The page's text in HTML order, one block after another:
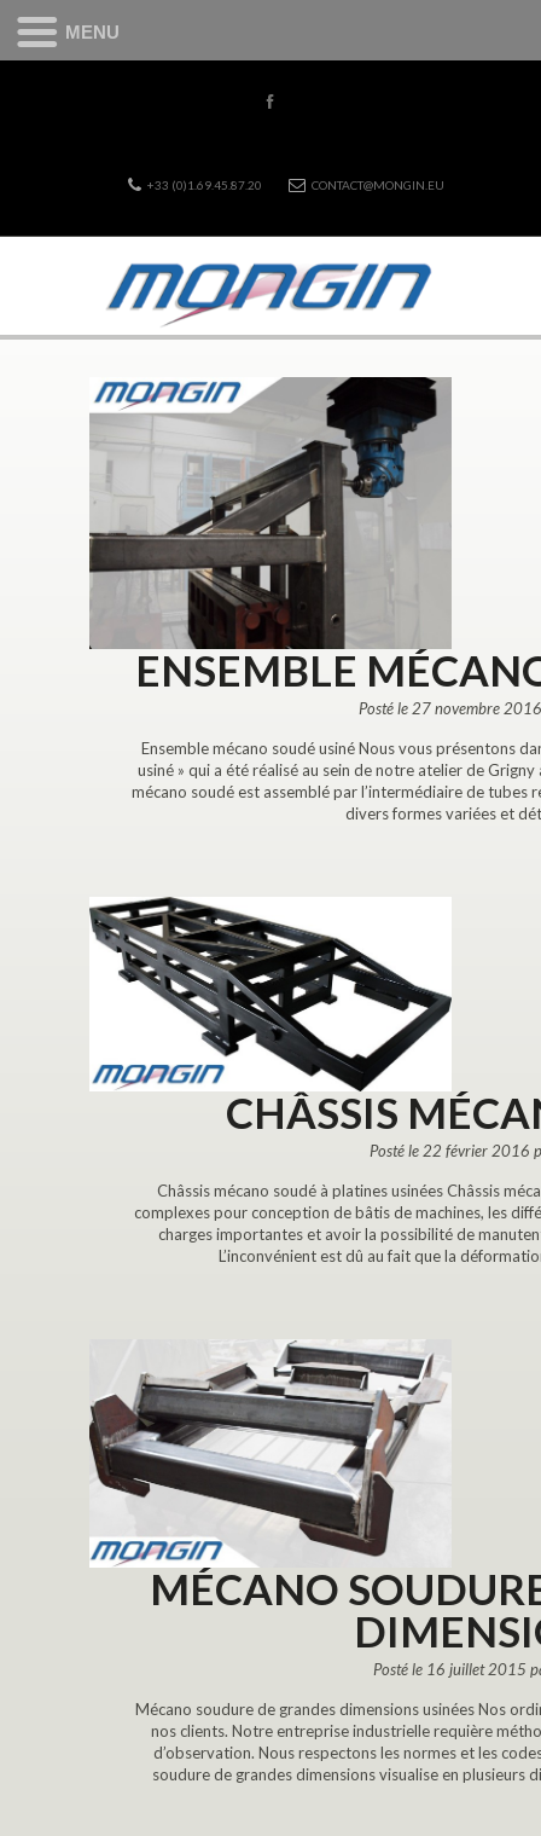
+33 (0)1.69.45.87.20 CONTACT@MONGIN.EU
ENSEMBLE
Posté le 27 novembre
Ensemble mécano soudé usiné Nous vous présentons
usiné » qui a été réalisé au sein de notre atelier de
mécano soudé est assemblé par l’intermédiaire de tubes
divers formes variées et
CHÂSSIS
Posté le 22 février 2016
Châssis mécano soudé à platines usinées Châssis
complexes pour conception de bâtis de machines, les
charges importantes et avoir la possibilité de
L’inconvénient est dû au fait que la
MÉCANO
Posté le 16 juillet 2015
Mécano soudure de grandes dimensions usinées Nos
nos clients. Notre entreprise industrielle requière
d’observation. Nous respectons les normes et les
soudure de grandes dimensions visualise en plusieurs
MENU